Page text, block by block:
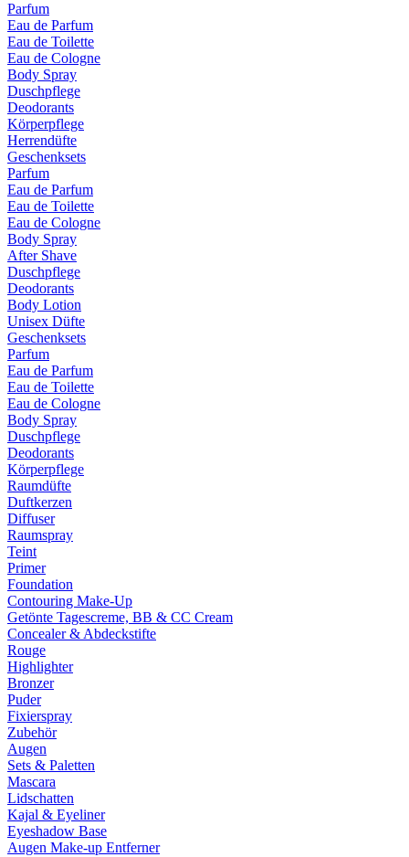
Parfum
Eau de Parfum
Eau de Toilette
Eau de Cologne
Body Spray
Duschpflege
Deodorants
Körperpflege
Herrendüfte
Geschenksets
Parfum
Eau de Parfum
Eau de Toilette
Eau de Cologne
Body Spray
After Shave
Duschpflege
Deodorants
Body Lotion
Unisex Düfte
Geschenksets
Parfum
Eau de Parfum
Eau de Toilette
Eau de Cologne
Body Spray
Duschpflege
Deodorants
Körperpflege
Raumdüfte
Duftkerzen
Diffuser
Raumspray
Teint
Primer
Foundation
Contouring Make-Up
Getönte Tagescreme, BB & CC Cream
Concealer & Abdeckstifte
Rouge
Highlighter
Bronzer
Puder
Fixierspray
Zubehör
Augen
Sets & Paletten
Mascara
Lidschatten
Kajal & Eyeliner
Eyeshadow Base
Augen Make-up Entferner